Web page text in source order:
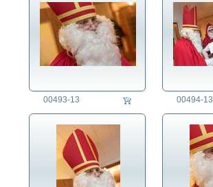
00493-13 00494-13